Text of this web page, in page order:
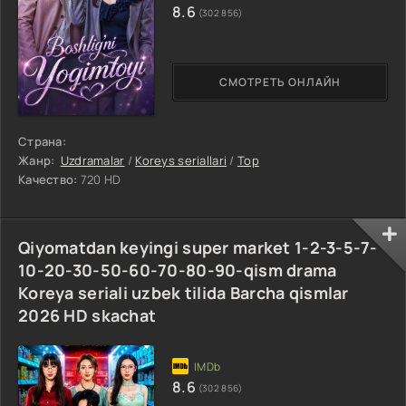
Страна:
Жанр: Uzdramalar / Koreys seriallari / Top
Качество: 720 HD
СМОТРЕТЬ ОНЛАЙН
8.6 (302 856)
Qiyomatdan keyingi super market 1-2-3-5-7-
10-20-30-50-60-70-80-90-qism drama
Koreya seriali uzbek tilida Barcha qismlar
2026 HD skachat
8.6 (302 856)